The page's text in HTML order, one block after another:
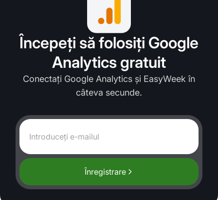
Începeți să folosiți Google
Analytics gratuit
Conectați Google Analytics și EasyWeek în
câteva secunde.
Înregistrare